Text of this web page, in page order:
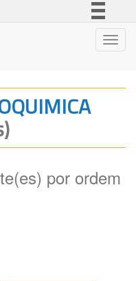
Legislação
por ordem